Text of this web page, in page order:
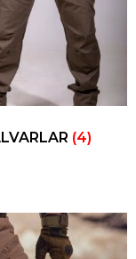
(4)